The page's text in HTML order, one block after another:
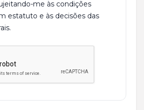
me às condições
estatuto e às decisões das